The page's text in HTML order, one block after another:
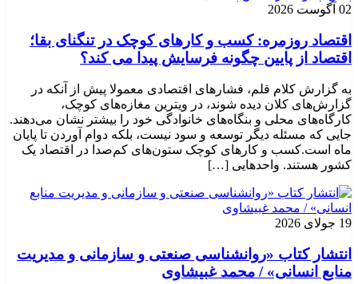
02 آگوست 2026
اقتصاد روزمره: کسب‌ و کارهای کوچک در تنگنای بقا؛
اقتصاد از پایین چگونه فرسایش پیدا می کند؟
به گزارش کلام قلم، فشارهای اقتصادی معمولا پیش از آنکه در
گزارش‌های کلان دیده شوند، در ویترین مغازه‌های کوچک،
کارگاه‌های محلی و بنگاه‌های خانوادگی خود را بیشتر نشان می‌دهند.
جایی که مسئله دیگر توسعه و سود نیست، بلکه دوام آوردن تا پایان
ماه است.کسب‌ و کارهای کوچک ستون‌های کم‌صدا در اقتصاد یک
کشور هستند. واحدهایی […]
19 جولای 2026
انتشار کتاب «روانشناسی صنعتی و سازمانی و مدیریت
منابع انسانی» / محمد غبیشاوی